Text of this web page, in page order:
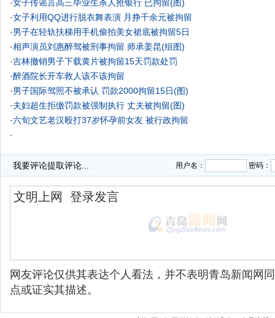
·女子传谣言高三毕业生杀人抢银行 已拘留(图)
·女子利用QQ进行脱衣舞表演 月挣千余元被拘留
·男子在轻轨扶梯用手机偷拍美女裙底被拘留5日
·相声演员刘惠醉驾被刑事拘留 师承姜昆(组图)
·吉林撤销男子下载黄片被拘留15天罚款处罚
·醉酒院长开车救人该不该拘留
·男子国际驾照不被承认 罚款2000拘留15日(图)
·夫妇超生拒缴罚款被强制执行 丈夫被拘留(图)
·六旬文艺老汉殴打37岁怀孕前女友 被行政拘留
·
我要评论提取评论... 用户名： 密码：
网友评论仅供其表达个人看法，并不表明青岛新闻网
点或证实其描述。